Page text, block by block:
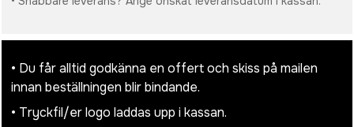
• Du får alltid godkänna en offert och skiss på mailen
innan beställningen blir bindande.
• Tryckfil/er logo laddas upp i kassan.